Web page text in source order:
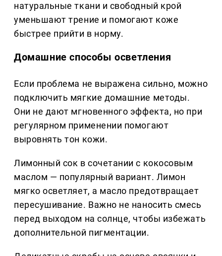
натуральные ткани и свободный крой
уменьшают трение и помогают коже
быстрее прийти в норму.
Домашние способы осветления
Если проблема не выражена сильно, можно
подключить мягкие домашние методы.
Они не дают мгновенного эффекта, но при
регулярном применении помогают
выровнять тон кожи.
Лимонный сок в сочетании с кокосовым
маслом — популярный вариант. Лимон
мягко осветляет, а масло предотвращает
пересушивание. Важно не наносить смесь
перед выходом на солнце, чтобы избежать
дополнительной пигментации.